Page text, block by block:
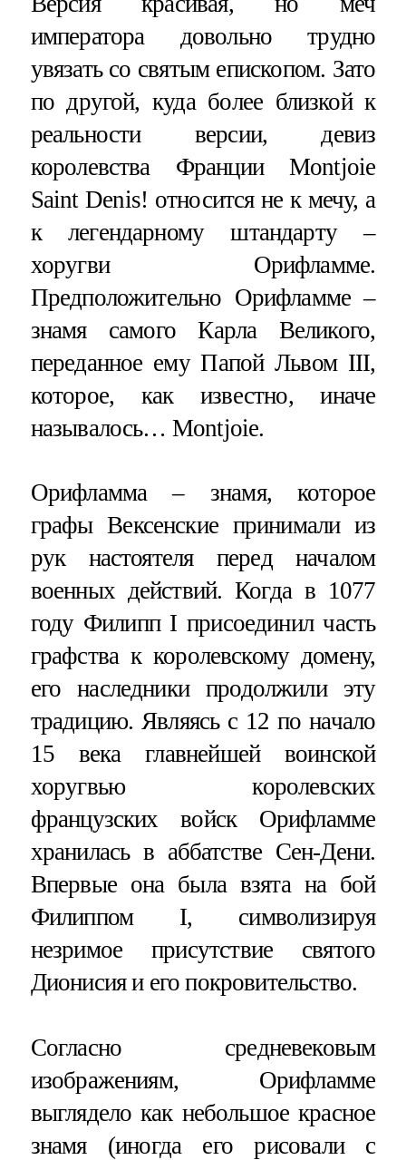
императора довольно трудно
увязать со святым епископом. Зато
по другой, куда более близкой к
реальности версии, девиз
королевства Франции Montjoie
Saint Denis! относится не к мечу, а
к легендарному штандарту –
хоругви Орифламме.
Предположительно Орифламме –
знамя самого Карла Великого,
переданное ему Папой Львом III,
которое, как известно, иначе
называлось… Montjoie.
Орифламма – знамя, которое
графы Вексенские принимали из
рук настоятеля перед началом
военных действий. Когда в 1077
году Филипп I присоединил часть
графства к королевскому домену,
его наследники продолжили эту
традицию. Являясь с 12 по начало
15 века главнейшей воинской
хоругвью королевских
французских войск Орифламме
хранилась в аббатстве Сен-Дени.
Впервые она была взята на бой
Филиппом I, символизируя
незримое присутствие святого
Дионисия и его покровительство.
Согласно средневековым
изображениям, Орифламме
выглядело как небольшое красное
знамя (иногда его рисовали с